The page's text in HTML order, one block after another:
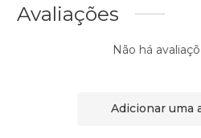
Avaliações
Não há
Adicionar uma